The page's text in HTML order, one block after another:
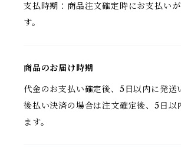
支払時期：商品注文確定時にお支払い
す。
商品のお届け時期
代金のお支払い確定後、5日以内に発送
後払い決済の場合は注文確定後、5日以
ます。